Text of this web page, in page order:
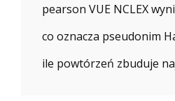
pearson VUE NCLEX
co oznacza pseudonim
ile powtórzeń zbuduje